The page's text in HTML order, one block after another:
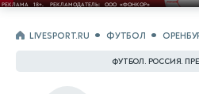
LIVESPORT.RU ФУТБОЛ
ФУТБОЛ. РОССИЯ.